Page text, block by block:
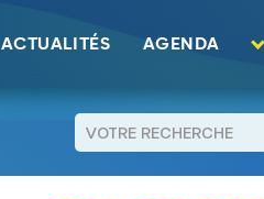
ACTUALITÉS AGENDA
RETOUR